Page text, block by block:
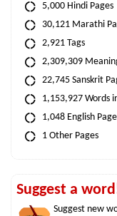
5,000 Hindi Pages
30,121 Marathi
2,921 Tags
2,309,309
22,745 Sanskrit
1,153,927 Words
1,048 English
1 Other Pages
Suggest a
Suggest new